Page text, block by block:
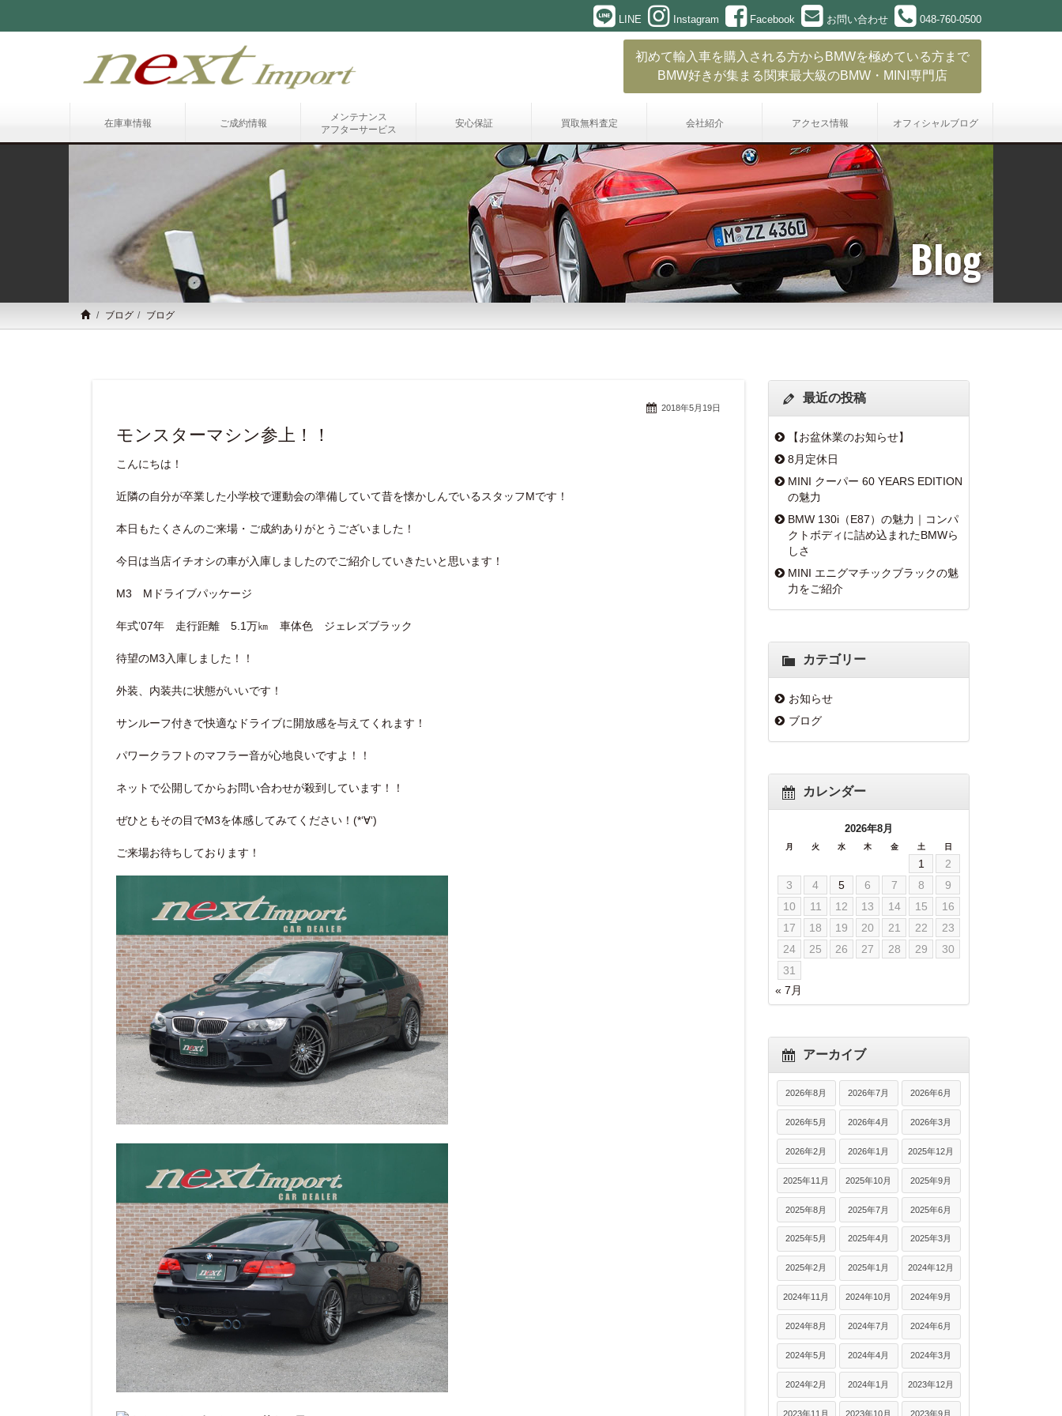
LINE Instagram Facebook お問い合わせ 048-760-0500
初めて輸入車を購入される方からBMWを極めている方まで
BMW好きが集まる関東最大級のBMW・MINI専門店
在庫車情報 ご成約情報
メンテナンス
アフターサービス
安心保証 買取無料査定 会社紹介 アクセス情報 オフィシャルブログ
Blog
ブログ ブログ
2018年5月19日
モンスターマシン参上！！
こんにちは！
近隣の自分が卒業した小学校で運動会の準備していて昔を懐かしんでいるスタッフMです！
本日もたくさんのご来場・ご成約ありがとうございました！
今日は当店イチオシの車が入庫しましたのでご紹介していきたいと思います！
M3 Mドライブパッケージ
年式’07年 走行距離 5.1万㎞ 車体色 ジェレズブラック
待望のM3入庫しました！！
外装、内装共に状態がいいです！
サンルーフ付きで快適なドライブに開放感を与えてくれます！
パワークラフトのマフラー音が心地良いですよ！！
ネットで公開してからお問い合わせが殺到しています！！
ぜひともその目でM3を体感してみてください！(*‘∀‘)
ご来場お待ちしております！
最近の投稿
【お盆休業のお知らせ】
8月定休日
MINI クーパー 60 YEARS EDITION
の魅力
BMW 130i（E87）の魅力｜コンパ
クトボディに詰め込まれたBMWら
しさ
MINI エニグマチックブラックの魅
力をご紹介
カテゴリー
お知らせ
ブログ
カレンダー
2026年8月
月 火 水 木 金 土 日
1
2
3
4 5 6 7 8
9
10
11 12 13 14 15
16
17
18 19 20 21 22
23
24
25 26 27 28 29
30
31
« 7月
アーカイブ
2026年8月 2026年7月 2026年6月
2026年5月 2026年4月 2026年3月
2026年2月 2026年1月 2025年12月
2025年11月 2025年10月 2025年9月
2025年8月 2025年7月 2025年6月
2025年5月 2025年4月 2025年3月
2025年2月 2025年1月 2024年12月
2024年11月 2024年10月 2024年9月
2024年8月 2024年7月 2024年6月
2024年5月 2024年4月 2024年3月
2024年2月 2024年1月 2023年12月
2023年11月 2023年10月 2023年9月